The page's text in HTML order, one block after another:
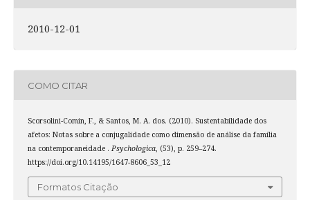
2010-12-01
COMO CITAR
Scorsolini-Comin, F., & Santos, M. A. dos. (2010). Sustentabilidade dos
afetos: Notas sobre a conjugalidade como dimensão de análise da família
na contemporaneidade . Psychologica, (53), p. 259–274.
https://doi.org/10.14195/1647-8606_53_12
Formatos Citação